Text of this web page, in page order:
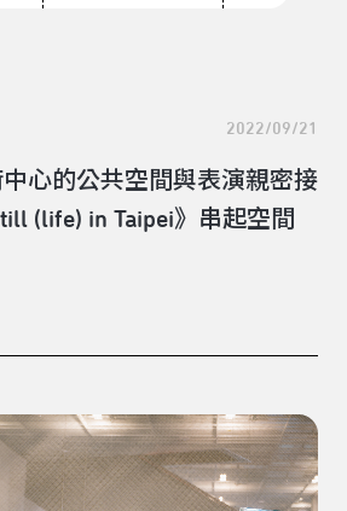
2022/09/21
心的公共空間與表演親密接
(life) in Taipei》串起空間